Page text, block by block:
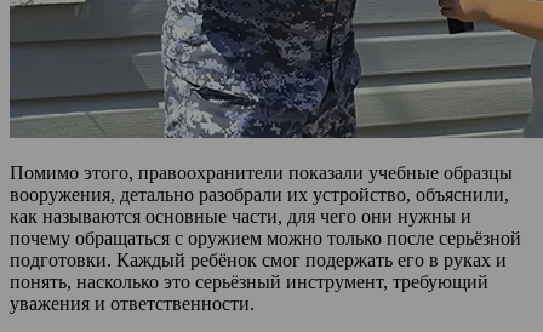
Помимо этого, правоохранители показали учебные образцы
вооружения, детально разобрали их устройство, объяснили,
как называются основные части, для чего они нужны и
почему обращаться с оружием можно только после серьёзной
подготовки. Каждый ребёнок смог подержать его в руках и
понять, насколько это серьёзный инструмент, требующий
уважения и ответственности.